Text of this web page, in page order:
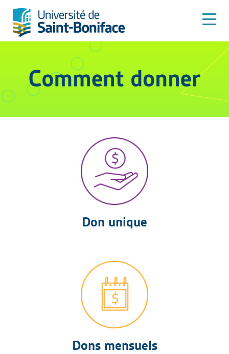
Don unique
Dons mensuels